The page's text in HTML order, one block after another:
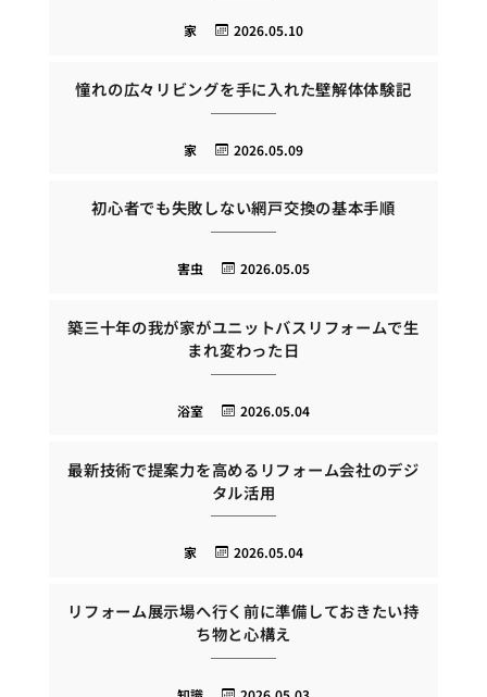
2026.05.10
家
憧れの広々リビングを手に入れた壁解体体験記
2026.05.09
家
初心者でも失敗しない網戸交換の基本手順
2026.05.05
害虫
築三十年の我が家がユニットバスリフォームで生
まれ変わった日
2026.05.04
浴室
最新技術で提案力を高めるリフォーム会社のデジ
タル活用
2026.05.04
家
リフォーム展示場へ行く前に準備しておきたい持
ち物と心構え